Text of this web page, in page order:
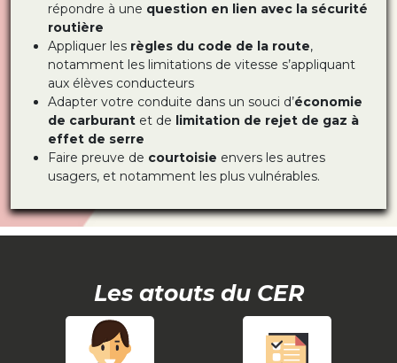
répondre à une question en lien avec la sécurité
routière
Appliquer les règles du code de la route,
notamment les limitations de vitesse s’appliquant
aux élèves conducteurs
Adapter votre conduite dans un souci d’économie
de carburant et de limitation de rejet de gaz à
effet de serre
Faire preuve de courtoisie envers les autres
usagers, et notamment les plus vulnérables.
Les atouts du CER